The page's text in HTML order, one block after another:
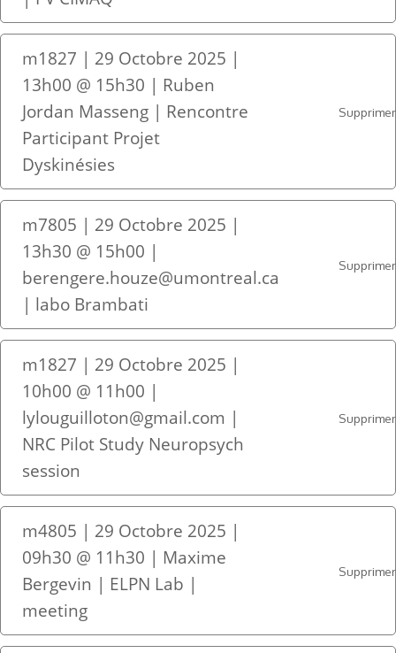
m1827 | 29 Octobre 2025 |
13h00 @ 15h30 | Ruben
Jordan Masseng | Rencontre
Participant Projet
Dyskinésies
Supprimer
m7805 | 29 Octobre 2025 |
13h30 @ 15h00 |
berengere.houze@umontreal.ca
| labo Brambati
Supprimer
m1827 | 29 Octobre 2025 |
10h00 @ 11h00 |
lylouguilloton@gmail.com |
NRC Pilot Study Neuropsych
session
Supprimer
m4805 | 29 Octobre 2025 |
09h30 @ 11h30 | Maxime
Bergevin | ELPN Lab |
meeting
Supprimer